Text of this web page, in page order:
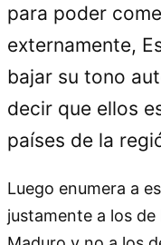
para poder
externamente,
bajar su tono
decir que ellos
países de la
Luego enumera a
justamente a los